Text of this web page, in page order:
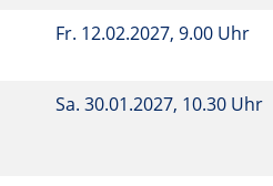
Fr. 12.02.2027, 9.00 Uhr
Sa. 30.01.2027, 10.30 Uhr